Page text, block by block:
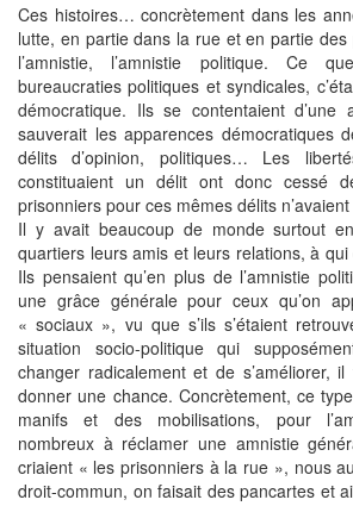
Ces histoires… concrètement dans les
lutte, en partie dans la rue et en partie
l’amnistie, l’amnistie politique. Ce
bureaucraties politiques et syndicales,
démocratique. Ils se contentaient d’une
sauverait les apparences démocratiques
délits d’opinion, politiques… Les
constituaient un délit ont donc cessé
prisonniers pour ces mêmes délits
Il y avait beaucoup de monde surtout
quartiers leurs amis et leurs relations, à
Ils pensaient qu’en plus de l’amnistie
une grâce générale pour ceux qu’on
« sociaux », vu que s’ils s’étaient
situation socio-politique qui
changer radicalement et de s’améliorer,
donner une chance. Concrètement, ce
manifs et des mobilisations, pour
nombreux à réclamer une amnistie
criaient « les prisonniers à la rue », nous
droit-commun, on faisait des pancartes et